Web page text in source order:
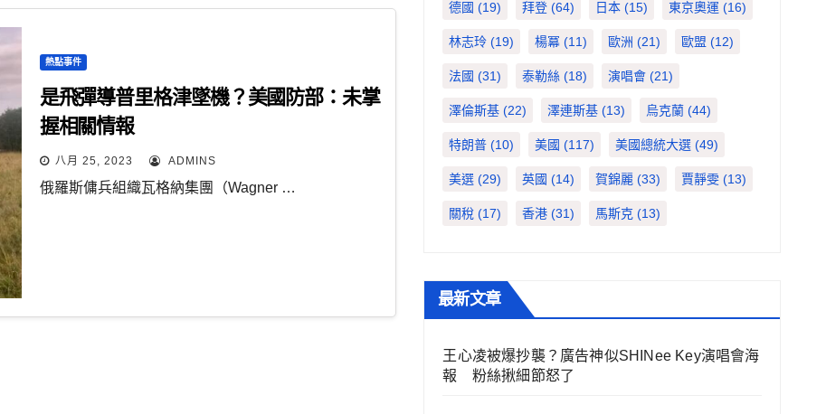
熱點事件
是飛彈導普里格津墜機？美國防部：未掌
握相關情報
八月 25, 2023 ADMINS
俄羅斯傭兵組織瓦格納集團（Wagner …
德國 (19) 拜登 (64) 日本 (15) 東京奧運 (16)
林志玲 (19) 楊冪 (11) 歐洲 (21) 歐盟 (12)
法國 (31) 泰勒絲 (18) 演唱會 (21)
澤倫斯基 (22) 澤連斯基 (13) 烏克蘭 (44)
特朗普 (10) 美國 (117) 美國總統大選 (49)
美選 (29) 英國 (14) 賀錦麗 (33) 賈靜雯 (13)
關稅 (17) 香港 (31) 馬斯克 (13)
最新文章
王心凌被爆抄襲？廣告神似SHINee Key演唱會海
報 粉絲揪細節怒了